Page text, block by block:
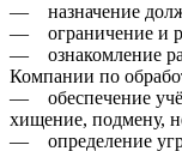
— назначение
— ограничение и
— ознакомление
Компании по
— обеспечение
хищение, подмену,
— определение